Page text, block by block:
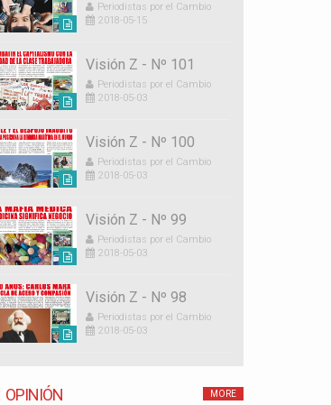
Periodistas por el Cambio
2018-05-15
Visión Z - Nº 101
Periodistas por el Cambio
2018-05-03
Visión Z - Nº 100
Periodistas por el Cambio
2018-05-03
Visión Z - Nº 99
Periodistas por el Cambio
2018-05-03
Visión Z - Nº 98
Periodistas por el Cambio
2018-05-03
OPINIÓN MORE